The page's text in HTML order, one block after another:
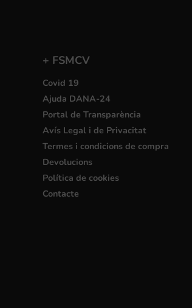
+ FSMCV
Covid 19
Ajuda DANA-24
Portal de Transparència
Avís Legal i de Privacitat
Termes i condicions de compra
Devolucions
Política de cookies
Contacte